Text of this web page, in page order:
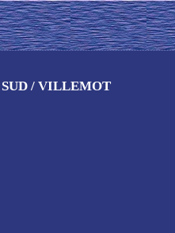
/ VILLEMOT